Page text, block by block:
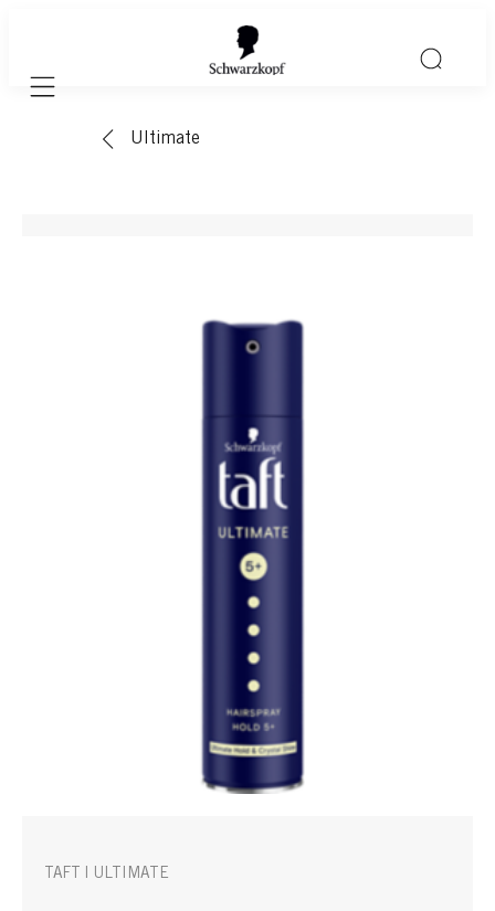
Mobile navigation
Ultimate
TAFT | ULTIMATE